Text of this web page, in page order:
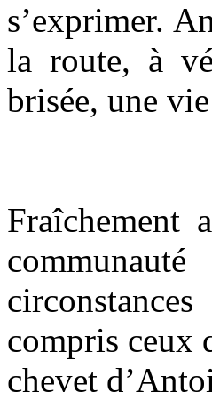
s’exprimer.
la route, à
brisée, une
Fraîchement
compris ceux
chevet